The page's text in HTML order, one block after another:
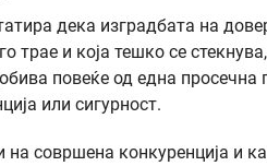
дека изградбата на
трае и која тешко се
повеќе од една просечна
или сигурност.
совршена конкуренција и